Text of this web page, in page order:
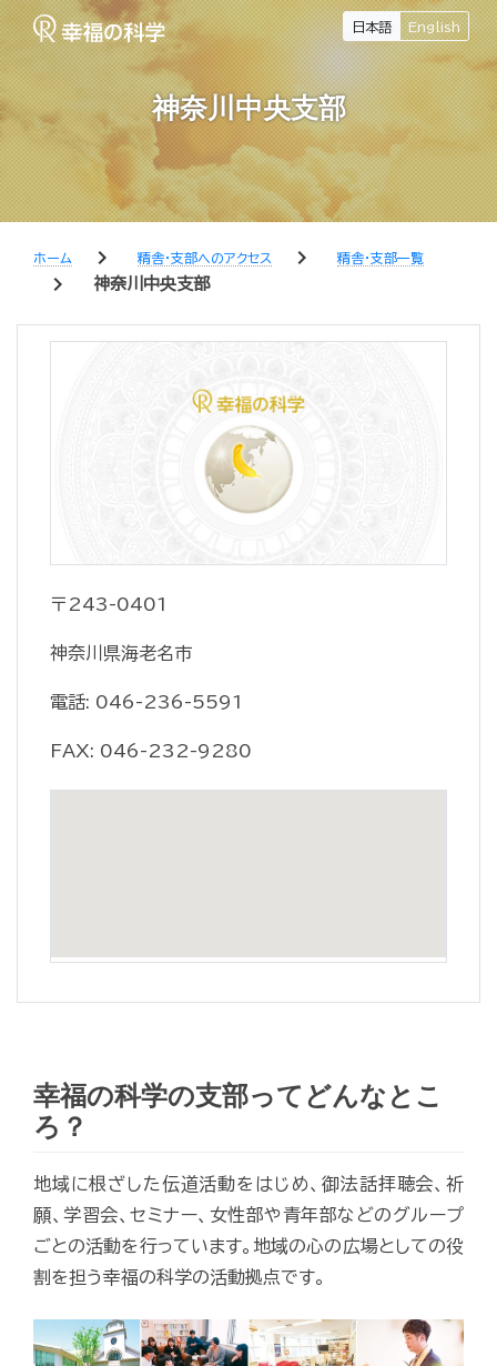
日本語 English
神奈川中央支部
ホーム chevron_right 精舎・支部へのアクセス chevron_right 精舎・支部一覧
chevron_right 神奈川中央支部
〒243-0401
神奈川県海老名市
電話: 046-236-5591
FAX: 046-232-9280
幸福の科学の支部ってどんなとこ
ろ？
地域に根ざした伝道活動をはじめ、御法話拝聴会、祈
願、学習会、セミナー、女性部や青年部などのグループ
ごとの活動を行っています。地域の心の広場としての役
割を担う幸福の科学の活動拠点です。